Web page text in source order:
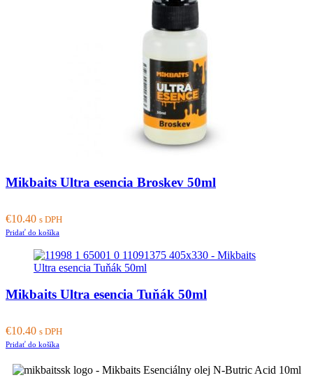
Mikbaits Ultra esencia Broskev 50ml
€10.40 s DPH
Pridať do košíka
Mikbaits Ultra esencia Tuňák 50ml
€10.40 s DPH
Pridať do košíka